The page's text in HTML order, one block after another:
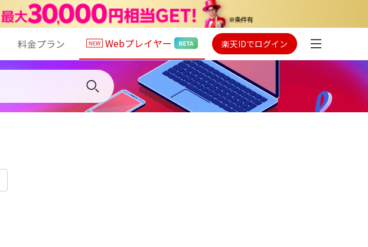
料金プラン Webプレイヤー 楽天IDでログイン